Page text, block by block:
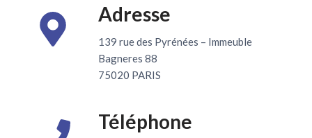
Adresse
139 rue des Pyrénées – Immeuble
Bagneres 88
75020 PARIS
Téléphone